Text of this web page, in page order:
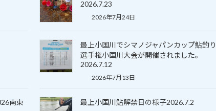
2026.7.23
2026年7月24日
最上小国川でシマノジャパンカップ鮎釣り
選手権小国川大会が開催されました。
2026.7.12
2026年7月13日
南東
最上小国川鮎解禁日の様子2026.7.2